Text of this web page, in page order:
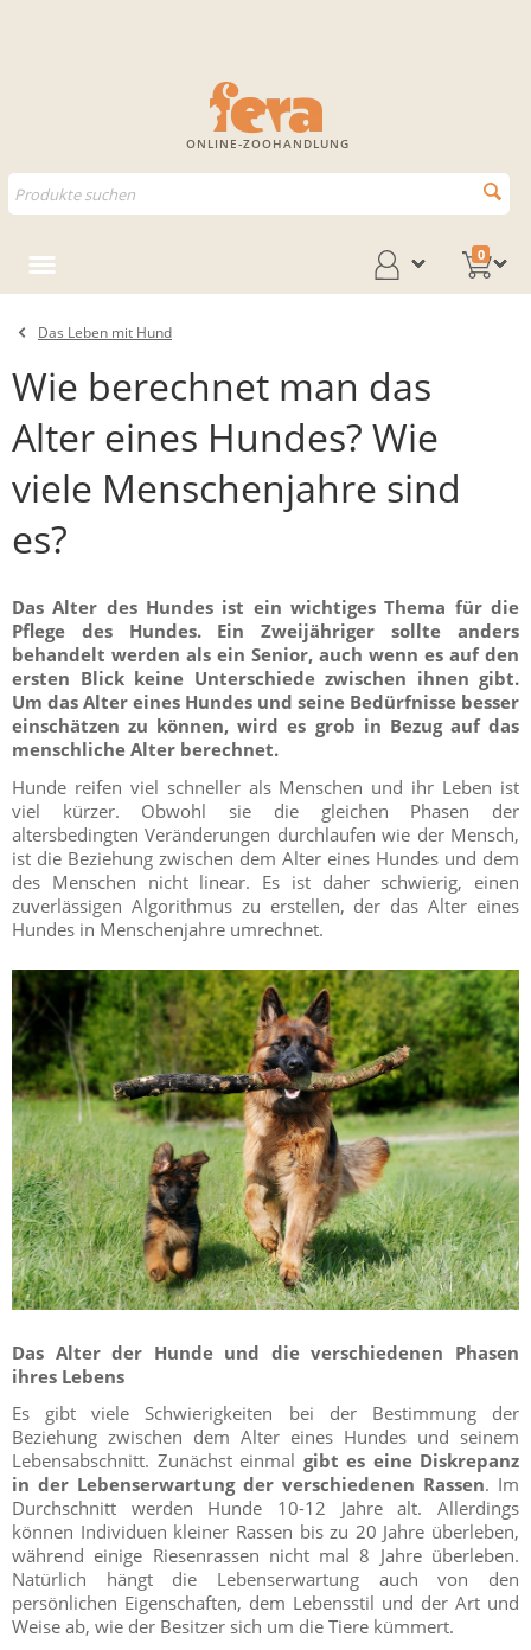
ONLINE-ZOOHANDLUNG
0
Das Leben mit Hund
Wie berechnet man das
Alter eines Hundes? Wie
viele Menschenjahre sind
es?
Das Alter des Hundes ist ein wichtiges Thema für die
Pflege des Hundes. Ein Zweijähriger sollte anders
behandelt werden als ein Senior, auch wenn es auf den
ersten Blick keine Unterschiede zwischen ihnen gibt.
Um das Alter eines Hundes und seine Bedürfnisse besser
einschätzen zu können, wird es grob in Bezug auf das
menschliche Alter berechnet.
Hunde reifen viel schneller als Menschen und ihr Leben ist
viel kürzer. Obwohl sie die gleichen Phasen der
altersbedingten Veränderungen durchlaufen wie der Mensch,
ist die Beziehung zwischen dem Alter eines Hundes und dem
des Menschen nicht linear. Es ist daher schwierig, einen
zuverlässigen Algorithmus zu erstellen, der das Alter eines
Hundes in Menschenjahre umrechnet.
Das Alter der Hunde und die verschiedenen Phasen
ihres Lebens
Es gibt viele Schwierigkeiten bei der Bestimmung der
Beziehung zwischen dem Alter eines Hundes und seinem
Lebensabschnitt. Zunächst einmal gibt es eine Diskrepanz
in der Lebenserwartung der verschiedenen Rassen. Im
Durchschnitt werden Hunde 10-12 Jahre alt. Allerdings
können Individuen kleiner Rassen bis zu 20 Jahre überleben,
während einige Riesenrassen nicht mal 8 Jahre überleben.
Natürlich hängt die Lebenserwartung auch von den
persönlichen Eigenschaften, dem Lebensstil und der Art und
Weise ab, wie der Besitzer sich um die Tiere kümmert.